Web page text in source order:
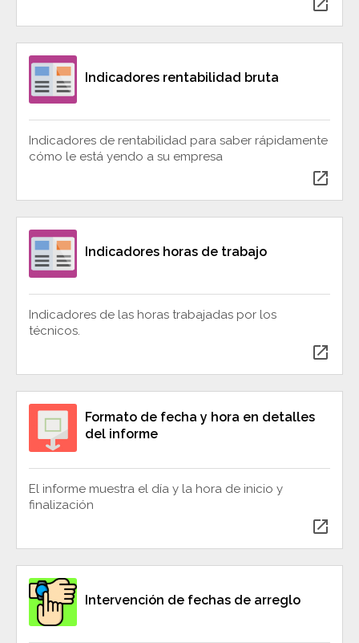
Indicadores rentabilidad bruta
Indicadores de rentabilidad para saber rápidamente
cómo le está yendo a su empresa
open_in_new
Indicadores horas de trabajo
Indicadores de las horas trabajadas por los
técnicos.
open_in_new
Formato de fecha y hora en detalles
del informe
El informe muestra el día y la hora de inicio y
finalización
open_in_new
Intervención de fechas de arreglo